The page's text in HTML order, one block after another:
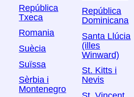
República
Txeca
Romania
Suècia
Suïssa
Sèrbia i
Montenegro
República
Dominicana
Santa Llúcia
(illes
Winward)
St. Kitts i
Nevis